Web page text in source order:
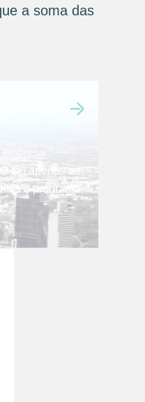
a soma das
Ou apenas um
o programa